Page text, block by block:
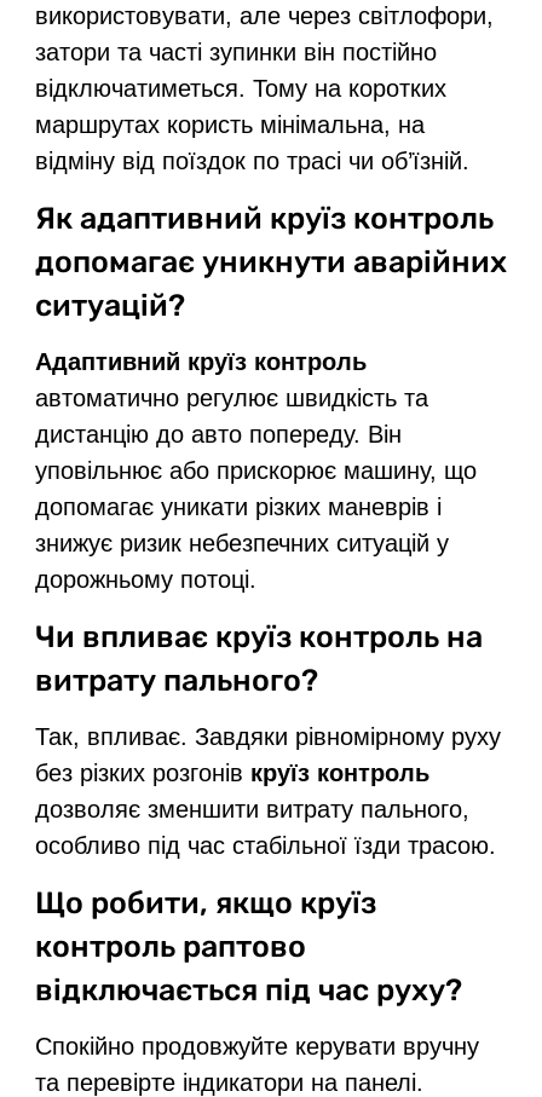
використовувати, але через світлофори,
затори та часті зупинки він постійно
відключатиметься. Тому на коротких
маршрутах користь мінімальна, на
відміну від поїздок по трасі чи об’їзній.
Як адаптивний круїз контроль
допомагає уникнути аварійних
ситуацій?
Адаптивний круїз контроль
автоматично регулює швидкість та
дистанцію до авто попереду. Він
уповільнює або прискорює машину, що
допомагає уникати різких маневрів і
знижує ризик небезпечних ситуацій у
дорожньому потоці.
Чи впливає круїз контроль на
витрату пального?
Так, впливає. Завдяки рівномірному руху
без різких розгонів круїз контроль
дозволяє зменшити витрату пального,
особливо під час стабільної їзди трасою.
Що робити, якщо круїз
контроль раптово
відключається під час руху?
Спокійно продовжуйте керувати вручну
та перевірте індикатори на панелі.